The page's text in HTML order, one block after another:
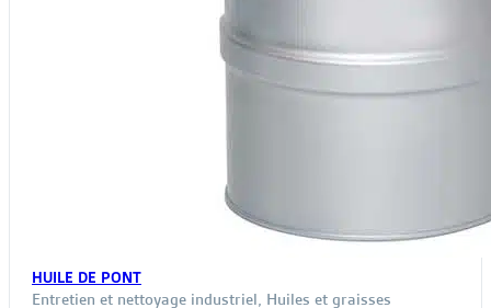
HUILE DE PONT
Entretien et nettoyage industriel, Huiles et graisses